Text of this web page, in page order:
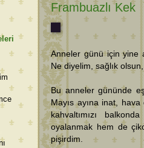
Frambuazlı Kek
Anneler günü için yine
Ne diyelim, sağlık
Bu anneler gününde
Mayıs ayına inat,
kahvaltımızı
oyalanmak hem de
pişirdim.